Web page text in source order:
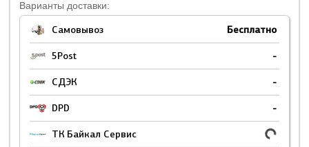
Варианты доставки:
Самовывоз Бесплатно
5Post -
СДЭК -
DPD -
ТК Байкал Сервис